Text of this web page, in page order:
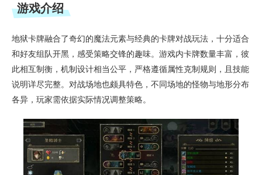
游戏介绍
地狱卡牌融合了奇幻的魔法元素与经典的卡牌对战玩法，十分适合
和好友组队开黑，感受策略交锋的趣味。游戏内卡牌数量丰富，彼
此相互制衡，机制设计相当公平，严格遵循属性克制规则，且技能
说明详尽完整。对战场地也颇具特色，不同场地的怪物与地形分布
各异，玩家需依据实际情况调整策略。